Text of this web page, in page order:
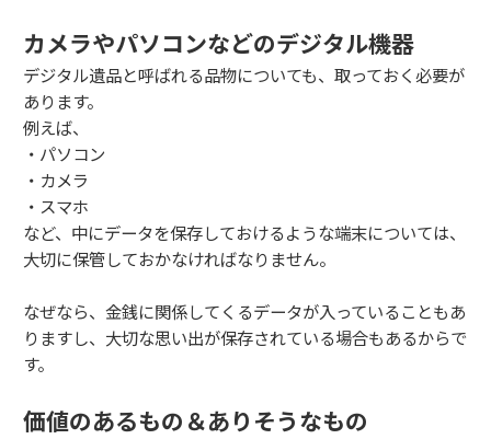
カメラやパソコンなどのデジタル機器
デジタル遺品と呼ばれる品物についても、取っておく必要が
あります。
例えば、
・パソコン
・カメラ
・スマホ
など、中にデータを保存しておけるような端末については、
大切に保管しておかなければなりません。
なぜなら、金銭に関係してくるデータが入っていることもあ
りますし、大切な思い出が保存されている場合もあるからで
す。
価値のあるもの＆ありそうなもの